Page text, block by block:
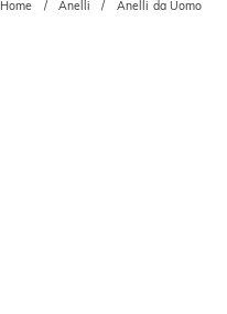
Home Anelli Anelli da Uomo